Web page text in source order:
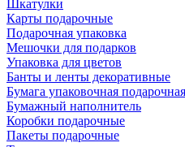
Шкатулки
Карты подарочные
Подарочная упаковка
Мешочки для подарков
Упаковка для цветов
Банты и ленты декоративные
Бумага упаковочная подарочная
Бумажный наполнитель
Коробки подарочные
Пакеты подарочные